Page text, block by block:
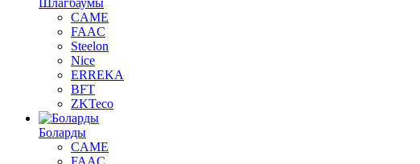
Шлагбаумы
CAME
FAAC
Steelon
Nice
ERREKA
BFT
ZKTeco
Боларды
CAME
FAAC